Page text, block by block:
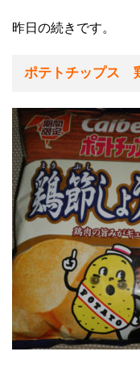
昨日の続きです。
ポテトチップス